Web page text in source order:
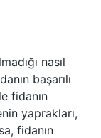
nasıl
başarılı
fidanın
yaprakları,
fidanın